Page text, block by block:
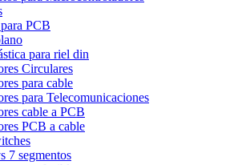
PCB
para riel din
Circulares
para cable
para Telecomunicaciones
cable a PCB
PCB a cable
7 segmentos